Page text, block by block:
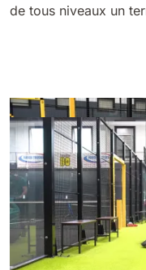
de tous niveaux un